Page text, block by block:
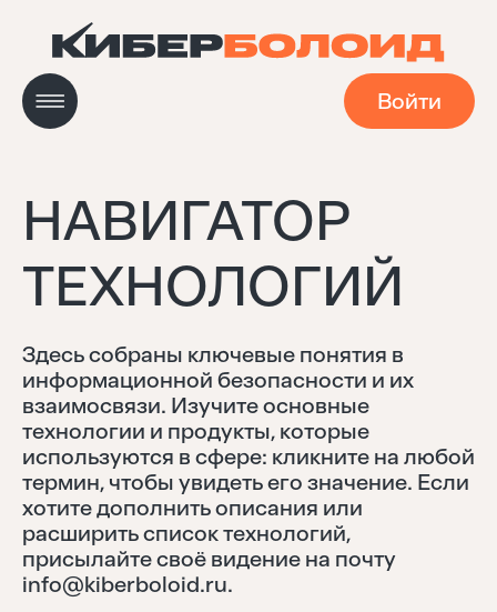
Войти
Новости
Кейсы
Мастерская
Навигатор технологий
Тренды
НАВИГАТОР
ТЕХНОЛОГИЙ
Здесь собраны ключевые понятия в
информационной безопасности и их
взаимосвязи. Изучите основные
технологии и продукты, которые
используются в сфере: кликните на любой
термин, чтобы увидеть его значение. Если
хотите дополнить описания или
расширить список технологий,
присылайте своё видение на почту
info@kiberboloid.ru.